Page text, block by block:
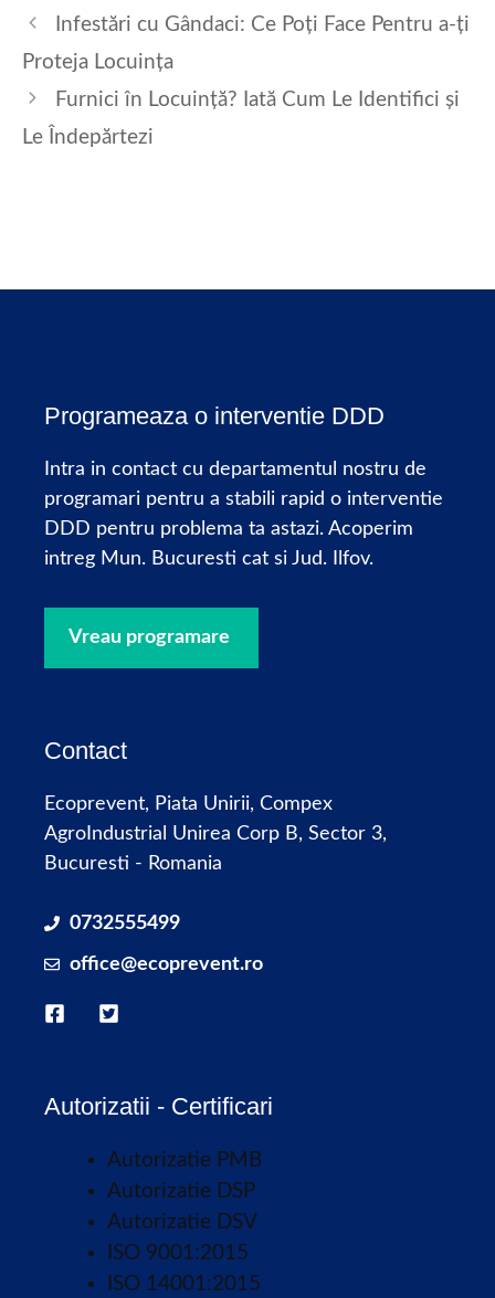
Infestări cu Gândaci: Ce Poți Face Pentru a-ți
Proteja Locuința
Furnici în Locuință? Iată Cum Le Identifici și
Le Îndepărtezi
Programeaza o interventie DDD
Intra in contact cu departamentul nostru de
programari pentru a stabili rapid o interventie
DDD pentru problema ta astazi. Acoperim
intreg Mun. Bucuresti cat si Jud. Ilfov.
Vreau programare
Contact
Ecoprevent, Piata Unirii, Compex
AgroIndustrial Unirea Corp B, Sector 3,
Bucuresti - Romania
0732555499
office@ecoprevent.ro
Autorizatii - Certificari
Autorizatie PMB
Autorizatie DSP
Autorizatie DSV
ISO 9001:2015
ISO 14001:2015